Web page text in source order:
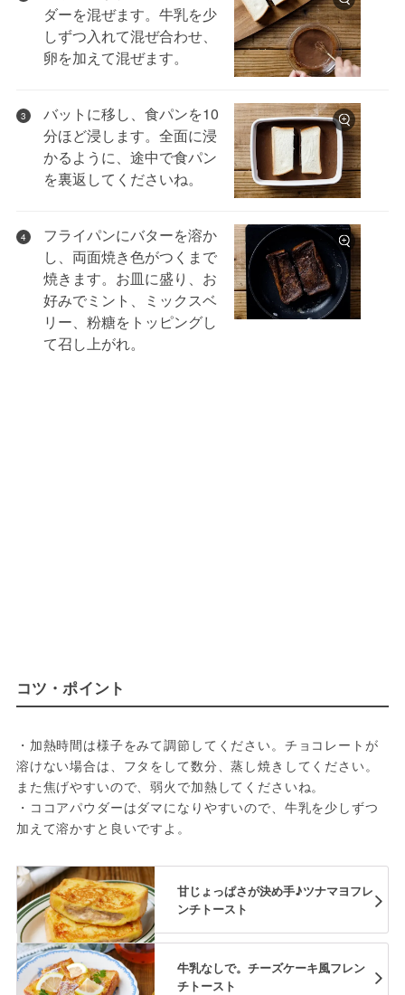
ダーを混ぜます。牛乳を少
しずつ入れて混ぜ合わせ、
卵を加えて混ぜます。
3
バットに移し、食パンを10
分ほど浸します。全面に浸
かるように、途中で食パン
を裏返してくださいね。
4
フライパンにバターを溶か
し、両面焼き色がつくまで
焼きます。お皿に盛り、お
好みでミント、ミックスベ
リー、粉糖をトッピングし
て召し上がれ。
コツ・ポイント
・加熱時間は様子をみて調節してください。チョコレートが
溶けない場合は、フタをして数分、蒸し焼きしてください。
また焦げやすいので、弱火で加熱してくださいね。
・ココアパウダーはダマになりやすいので、牛乳を少しずつ
加えて溶かすと良いですよ。
甘じょっぱさが決め手♪ツナマヨフレ
ンチトースト
牛乳なしで。チーズケーキ風フレン
チトースト